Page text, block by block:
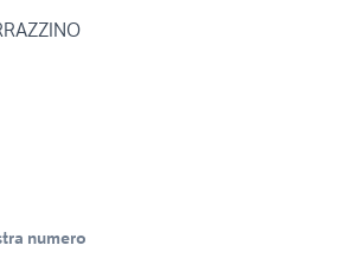
numero